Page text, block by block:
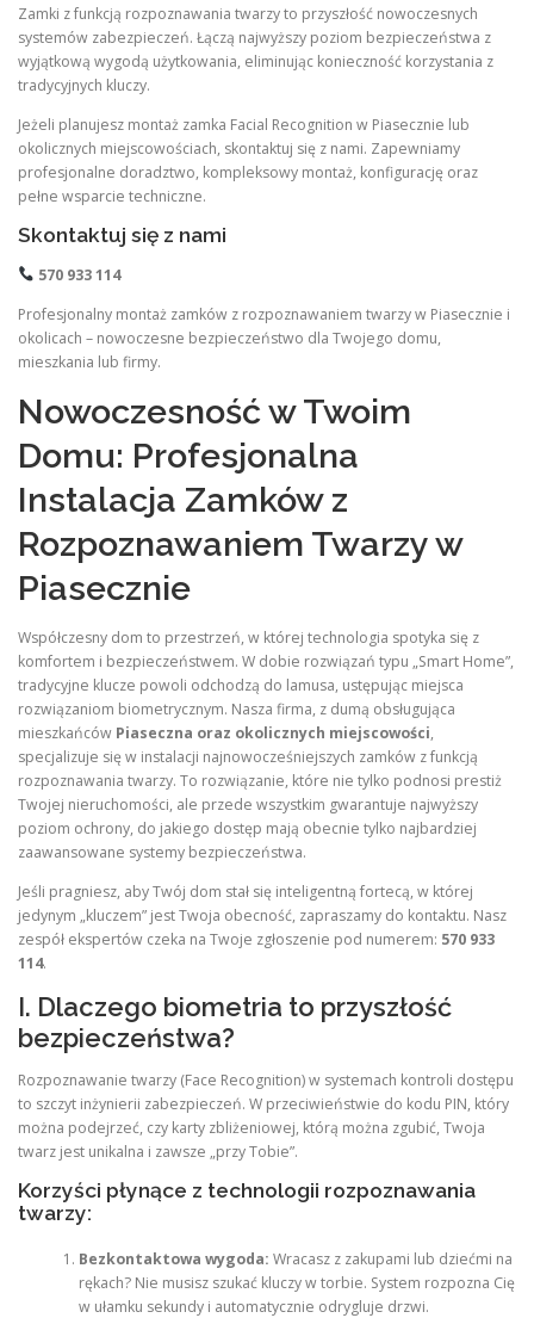
Zamki z funkcją rozpoznawania twarzy to przyszłość nowoczesnych
systemów zabezpieczeń. Łączą najwyższy poziom bezpieczeństwa z
wyjątkową wygodą użytkowania, eliminując konieczność korzystania z
tradycyjnych kluczy.
Jeżeli planujesz montaż zamka Facial Recognition w Piasecznie lub
okolicznych miejscowościach, skontaktuj się z nami. Zapewniamy
profesjonalne doradztwo, kompleksowy montaż, konfigurację oraz
pełne wsparcie techniczne.
Skontaktuj się z nami
570 933 114
Profesjonalny montaż zamków z rozpoznawaniem twarzy w Piasecznie i
okolicach – nowoczesne bezpieczeństwo dla Twojego domu,
mieszkania lub firmy.
Nowoczesność w Twoim
Domu: Profesjonalna
Instalacja Zamków z
Rozpoznawaniem Twarzy w
Piasecznie
Współczesny dom to przestrzeń, w której technologia spotyka się z
komfortem i bezpieczeństwem. W dobie rozwiązań typu „Smart Home”,
tradycyjne klucze powoli odchodzą do lamusa, ustępując miejsca
rozwiązaniom biometrycznym. Nasza firma, z dumą obsługująca
mieszkańców Piaseczna oraz okolicznych miejscowości,
specjalizuje się w instalacji najnowocześniejszych zamków z funkcją
rozpoznawania twarzy. To rozwiązanie, które nie tylko podnosi prestiż
Twojej nieruchomości, ale przede wszystkim gwarantuje najwyższy
poziom ochrony, do jakiego dostęp mają obecnie tylko najbardziej
zaawansowane systemy bezpieczeństwa.
Jeśli pragniesz, aby Twój dom stał się inteligentną fortecą, w której
jedynym „kluczem” jest Twoja obecność, zapraszamy do kontaktu. Nasz
zespół ekspertów czeka na Twoje zgłoszenie pod numerem: 570 933
114.
I. Dlaczego biometria to przyszłość
bezpieczeństwa?
Rozpoznawanie twarzy (Face Recognition) w systemach kontroli dostępu
to szczyt inżynierii zabezpieczeń. W przeciwieństwie do kodu PIN, który
można podejrzeć, czy karty zbliżeniowej, którą można zgubić, Twoja
twarz jest unikalna i zawsze „przy Tobie”.
Korzyści płynące z technologii rozpoznawania
twarzy:
Bezkontaktowa wygoda: Wracasz z zakupami lub dziećmi na
rękach? Nie musisz szukać kluczy w torbie. System rozpozna Cię
w ułamku sekundy i automatycznie odrygluje drzwi.